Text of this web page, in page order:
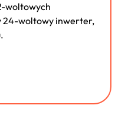
woltowych
24-woltowy inwerter,